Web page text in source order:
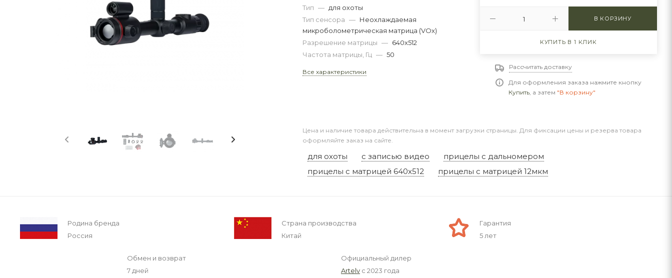
Тип — для охоты
Тип сенсора — Неохлаждаемая
микроболометрическая матрица (VOx)
Разрешение матрицы — 640x512
Частота матрицы, Гц — 50
Все характеристики
В КОРЗИНУ
КУПИТЬ В 1 КЛИК
Рассчитать доставку
Для оформления заказа нажмите кнопку
Купить, а затем "В корзину"
Цена и наличие товара действительна в момент загрузки страницы. Для фиксации цены и резерва товара
оформляйте заказ на сайте.
для охоты с записью видео
прицелы с дальномером
прицелы с матрицей 640x512
прицелы с матрицей 12мкм
Родина бренда
Россия
Страна производства
Китай
Гарантия
5 лет
Обмен и возврат
7 дней
Официальный дилер
Artelv с 2023 года